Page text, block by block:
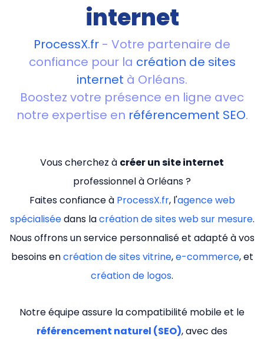
internet
ProcessX.fr - Votre partenaire de
confiance pour la création de sites
internet à Orléans.
Boostez votre présence en ligne avec
notre expertise en référencement SEO.
Vous cherchez à créer un site internet
professionnel à Orléans ?
Faites confiance à ProcessX.fr, l'agence web
spécialiséedans lacréation de sites web sur mesure.
Nous offrons un service personnalisé et adapté à vos
besoins encréation de sites vitrine,e-commerce, et
création de logos.
Notre équipe assure la compatibilité mobile et le
référencement naturel (SEO), avec des